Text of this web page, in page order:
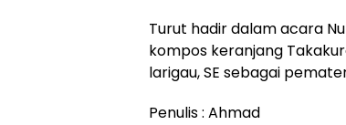
Turut hadir dalam acara
kompos keranjang
larigau, SE sebagai
Penulis : Ahmad